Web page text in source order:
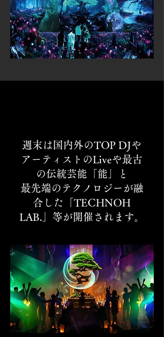
週末は国内外のTOP DJや
アーティストのLiveや最古
の伝統芸能「能」と
最先端のテクノロジーが融
合した「TECHNOH
LAB.」等が開催されます。